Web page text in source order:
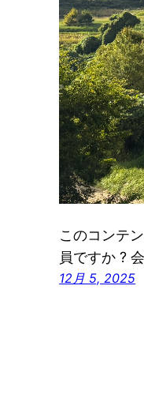
このコンテ
員ですか ?
12月 5, 2025